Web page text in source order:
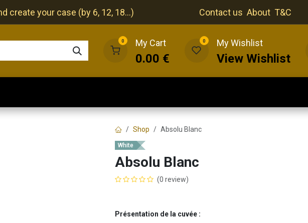
create your case (by 6, 12, 18...) Contact us About T&C
0 My Cart
0.00 €
0 My Wishlist
View Wishlist
Shop Absolu Blanc
White
Absolu Blanc
(0 review)
Présentation de la cuvée :